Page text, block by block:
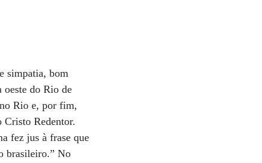
simpatia, bom
oeste do Rio de
Rio e, por fim,
Redentor.
fez jus à frase que
brasileiro.” No